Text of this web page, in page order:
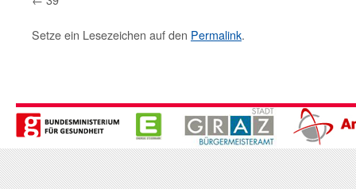
Setze ein Lesezeichen auf den Permalink.